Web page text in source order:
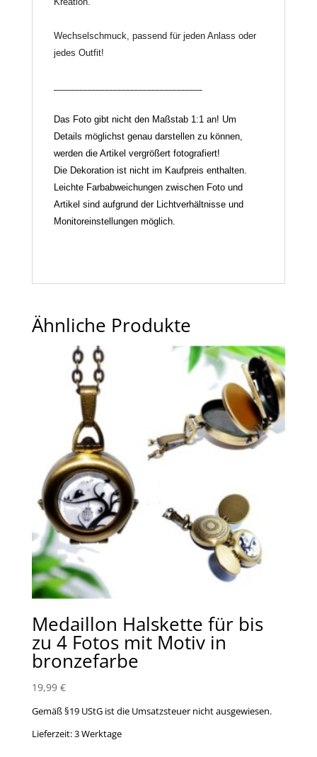
Wechselschmuck, passend für jeden Anlass oder
jedes Outfit!
Das Foto gibt nicht den Maßstab 1:1 an! Um
Details möglichst genau darstellen zu können,
werden die Artikel vergrößert fotografiert!
Die Dekoration ist nicht im Kaufpreis enthalten.
Leichte Farbabweichungen zwischen Foto und
Artikel sind aufgrund der Lichtverhältnisse und
Monitoreinstellungen möglich.
Ähnliche Produkte
Medaillon Halskette für bis
zu 4 Fotos mit Motiv in
bronzefarbe
19,99 €
Gemäß §19 UStG ist die Umsatzsteuer nicht ausgewiesen.
Lieferzeit:3 Werktage